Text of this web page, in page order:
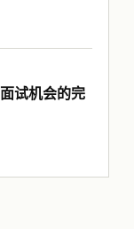
试机会的完